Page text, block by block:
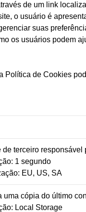
de um link
o usuário é
suas
os usuários podem
Política de Cookies
de terceiro responsável
1 segundo
EU, US, SA
uma cópia do último
Local Storage